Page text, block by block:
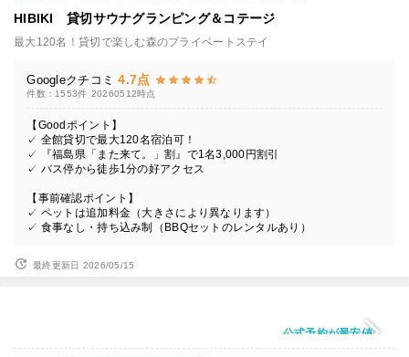
HIBIKI 貸切サウナグランピング＆コテージ
最大120名！貸切で楽しむ森のプライベートステイ
Googleクチコミ 4.7点
件数：1553件 20260512時点
【Goodポイント】
✓ 全館貸切で最大120名宿泊可！
✓ 『福島県「また来て。」割』で1名3,000円割引
✓ バス停から徒歩1分の好アクセス
【事前確認ポイント】
✓ ペットは追加料金（大きさにより異なります）
✓ 食事なし・持ち込み制（BBQセットのレンタルあり）
最終更新日 2026/05/15
公式予約が最安値